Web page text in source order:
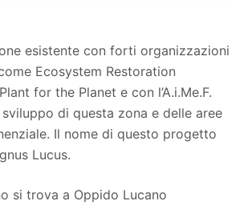
esistente con forti organizzazioni
Ecosystem Restoration
for the Planet e con l’A.i.Me.F.
di questa zona e delle aree
Il nome di questo progetto
Lucus.
si trova a Oppido Lucano